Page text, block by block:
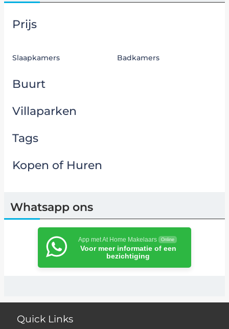
Prijs
Slaapkamers Badkamers
Buurt
Villaparken
Tags
Kopen of Huren
Whatsapp ons
App met At Home Makelaars Online
Voor meer informatie of een
bezichtiging
Quick Links